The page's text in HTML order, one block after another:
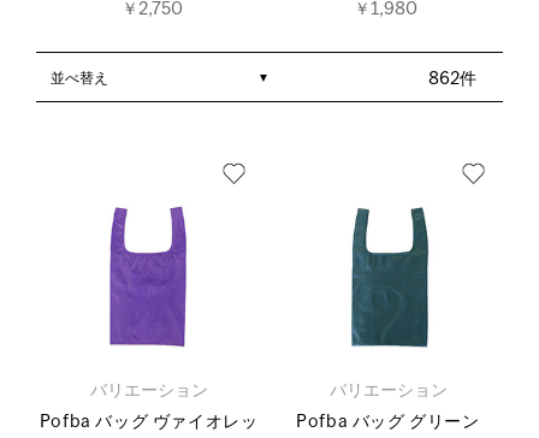
￥2,750
￥1,980
862件
並べ替え
バリエーション
Pofba バッグ ヴァイオレッ
バリエーション
Pofba バッグ グリーン